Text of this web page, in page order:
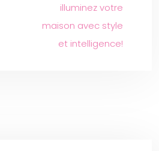
illuminez votre
maison avec style
et intelligence!